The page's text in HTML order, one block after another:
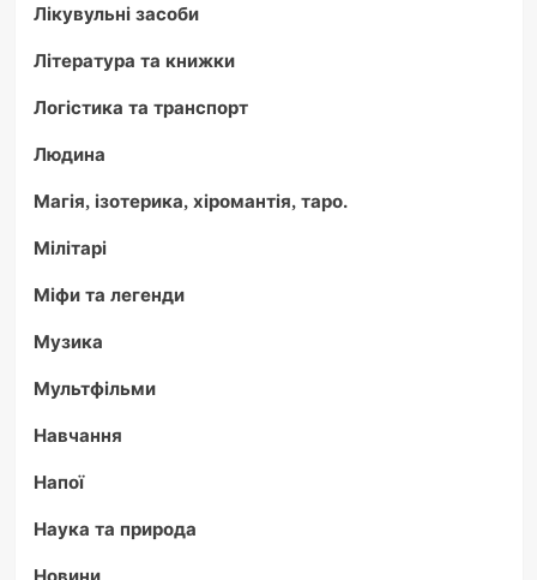
Лікувульні засоби
Література та книжки
Логістика та транспорт
Людина
Магія, ізотерика, хіромантія, таро.
Мілітарі
Міфи та легенди
Музика
Мультфільми
Навчання
Напої
Наука та природа